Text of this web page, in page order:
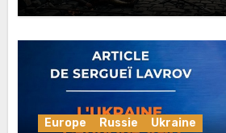
Europe Russie Ukraine